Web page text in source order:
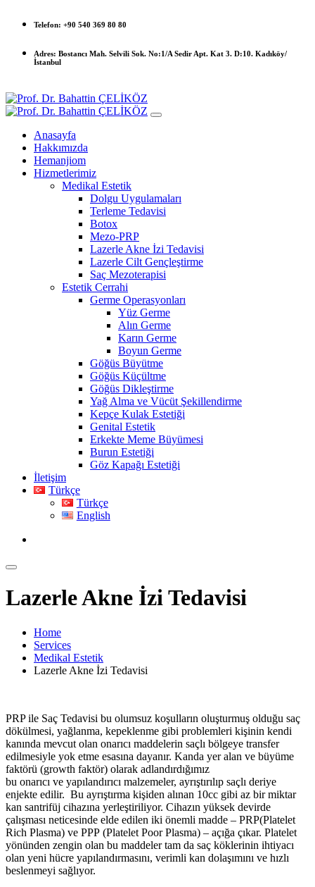
Telefon: +90 540 369 80 80
Adres: Bostancı Mah. Selvili Sok. No:1/A Sedir Apt. Kat 3. D:10. Kadıköy/
İstanbul
Anasayfa
Hakkımızda
Hemanjiom
Hizmetlerimiz
Medikal Estetik
Dolgu Uygulamaları
Terleme Tedavisi
Botox
Mezo-PRP
Lazerle Akne İzi Tedavisi
Lazerle Cilt Gençleştirme
Saç Mezoterapisi
Estetik Cerrahi
Germe Operasyonları
Yüz Germe
Alın Germe
Karın Germe
Boyun Germe
Göğüs Büyütme
Göğüs Küçültme
Göğüs Dikleştirme
Yağ Alma ve Vücüt Şekillendirme
Kepçe Kulak Estetiği
Genital Estetik
Erkekte Meme Büyümesi
Burun Estetiği
Göz Kapağı Estetiği
İletişim
Türkçe
Türkçe
English
Lazerle Akne İzi Tedavisi
Home
Services
Medikal Estetik
Lazerle Akne İzi Tedavisi
PRP ile Saç Tedavisi bu olumsuz koşulların oluşturmuş olduğu saç
dökülmesi, yağlanma, kepeklenme gibi problemleri kişinin kendi
kanında mevcut olan onarıcı maddelerin saçlı bölgeye transfer
edilmesiyle yok etme esasına dayanır. Kanda yer alan ve büyüme
faktörü (growth faktör) olarak adlandırdığımız
bu onarıcı ve yapılandırıcı malzemeler, ayrıştırılıp saçlı deriye
enjekte edilir. Bu ayrıştırma kişiden alınan 10cc gibi az bir miktar
kan santrifüj cihazına yerleştiriliyor. Cihazın yüksek devirde
çalışması neticesinde elde edilen iki önemli madde – PRP(Platelet
Rich Plasma) ve PPP (Platelet Poor Plasma) – açığa çıkar. Platelet
yönünden zengin olan bu maddeler tam da saç köklerinin ihtiyacı
olan yeni hücre yapılandırmasını, verimli kan dolaşımını ve hızlı
beslenmeyi sağlıyor.